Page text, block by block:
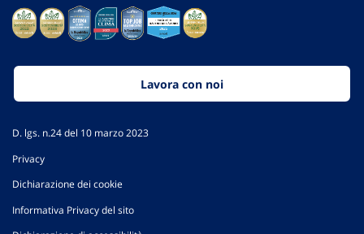
Lavora con noi
D. lgs. n.24 del 10 marzo 2023
Privacy
Dichiarazione dei cookie
Informativa Privacy del sito